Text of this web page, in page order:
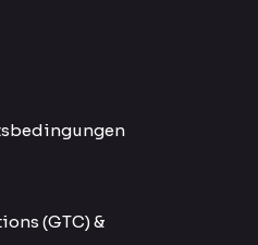
(GTC) &